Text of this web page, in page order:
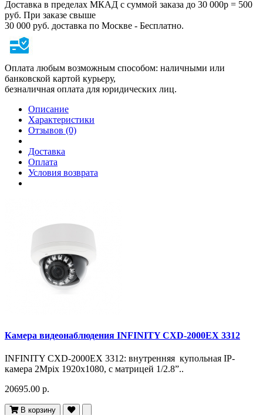
Доставка в пределах МКАД с суммой заказа до 30 000р = 500
руб. При заказе свыше
30 000 руб. доставка по Москве - Бесплатно.
Оплата любым возможным способом: наличными или
банковской картой курьеру,
безналичная оплата для юридических лиц.
Описание
Характеристики
Отзывов (0)
Доставка
Оплата
Условия возврата
Камера видеонаблюдения INFINITY CXD-2000EX 3312
INFINITY CXD-2000EX 3312: внутренняя купольная IP-
камера 2Mpix 1920x1080, с матрицей 1/2.8”..
20695.00 р.
В корзину